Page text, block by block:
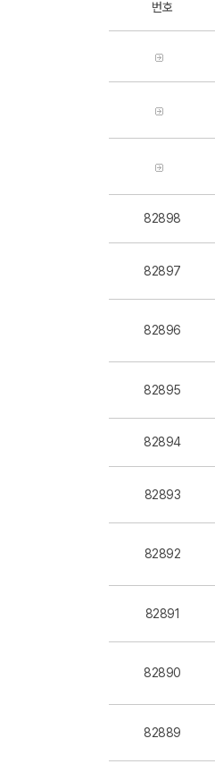
번호
82898
82897
82896
82895
82894
82893
82892
82891
82890
82889